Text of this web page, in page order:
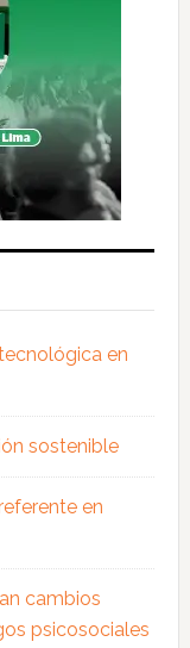
en
sostenible
en
cambios
psicosociales